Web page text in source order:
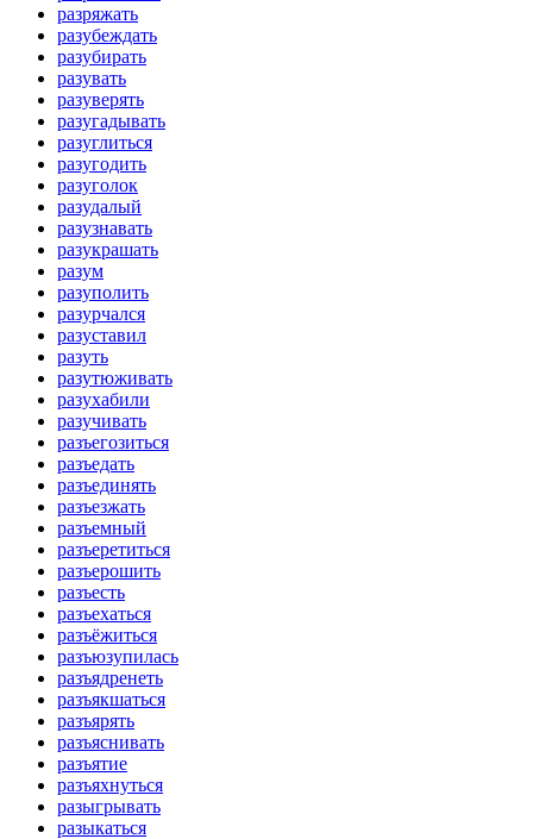
разряжать
разубеждать
разубирать
разувать
разуверять
разугадывать
разуглиться
разугодить
разуголок
разудалый
разузнавать
разукрашать
разум
разуполить
разурчался
разуставил
разуть
разутюживать
разухабили
разучивать
разъегозиться
разъедать
разъединять
разъезжать
разъемный
разъеретиться
разъерошить
разъесть
разъехаться
разъёжиться
разъюзупилась
разъядренеть
разъякшаться
разъярять
разъяснивать
разъятие
разъяхнуться
разыгрывать
разыкаться